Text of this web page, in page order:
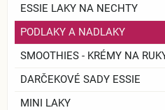
ESSIE LAKY NA NECHTY
PODLAKY A NADLAKY
SMOOTHIES - KRÉMY NA
DARČEKOVÉ SADY ESSIE
MINI LAKY